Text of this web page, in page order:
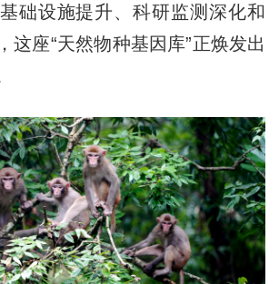
础设施提升、科研监测深化和
这座“天然物种基因库”正焕发出